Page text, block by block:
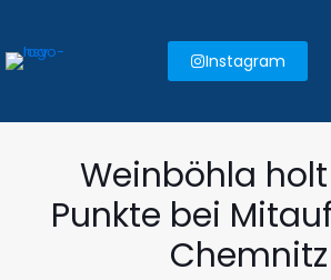
Instagram
Weinböhla
Punkte bei
Chemnitz